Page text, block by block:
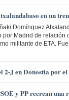
en un
Domínguez
Madrid de relación
militante de ETA.
2-J en Donostia por
y PP recrean